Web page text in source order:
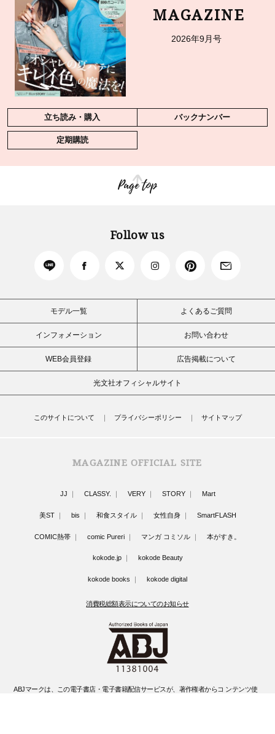
MAGAZINE
2026年9月号
立ち読み・購入 バックナンバー
定期購読
Page top
Follow us
モデル一覧 よくあるご質問
インフォメーション お問い合わせ
WEB会員登録 広告掲載について
光文社オフィシャルサイト
このサイトについて プライバシーポリシー サイトマップ
MAGAZINE OFFICIAL SITE
JJ CLASSY. VERY STORY Mart
美ST bis 和食スタイル 女性自身 SmartFLASH
COMIC熱帯 comic Pureri マンガ コミソル 本がすき。
kokode.jp kokode Beauty
kokode books kokode digital
消費税総額表示についてのお知らせ
ABJマークは、この電子書店・電子書籍配信サービスが、著作権者からコ ンテンツ使